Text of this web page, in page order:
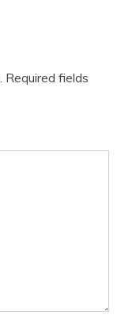
Required fields